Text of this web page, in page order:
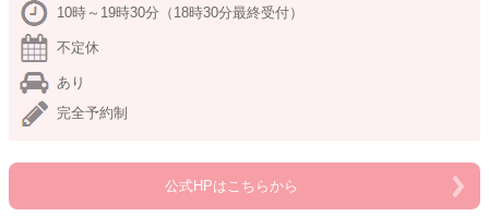
10時～19時30分（18時30分最終受付）
不定休
あり
完全予約制
公式HPはこちらから